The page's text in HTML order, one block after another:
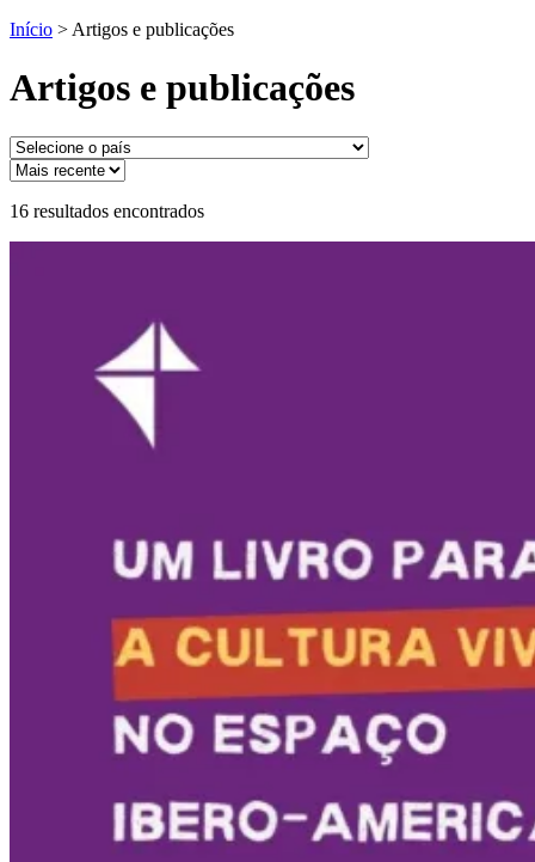
Início > Artigos e publicações
Artigos e publicações
16 resultados encontrados